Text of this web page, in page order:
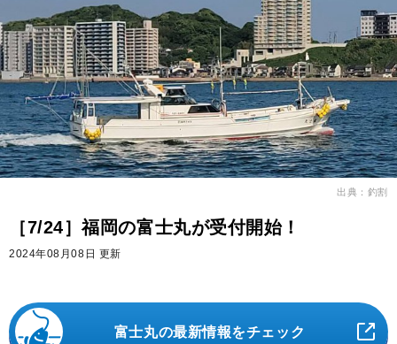
出典：釣割
［7/24］福岡の富士丸が受付開始！
2024年08月08日 更新
富士丸の最新情報をチェック